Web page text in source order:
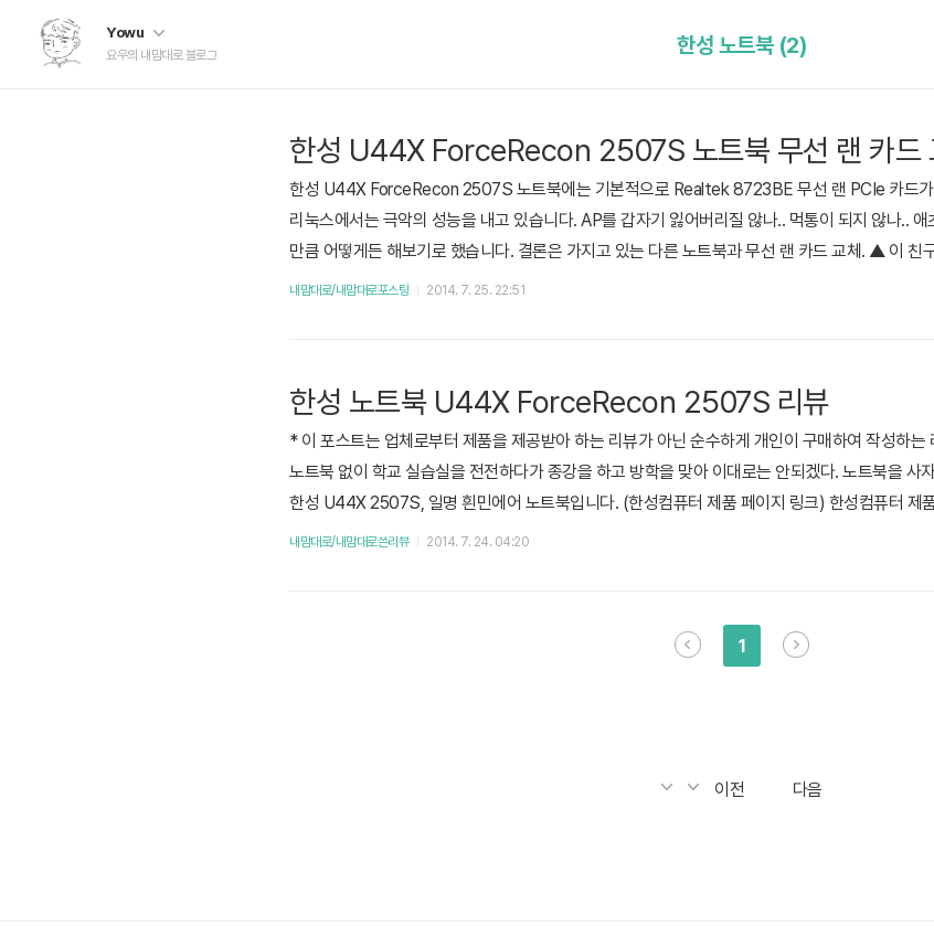
Yowu
요우의 내맘대로 블로그 한성 노트북 (2)
한성 U44X ForceRecon 2507S 노트북 무선 랜 카드
한성 U44X ForceRecon 2507S 노트북에는 기본적으로 Realtek 8723BE 무선 랜 PCIe 카드가
리눅스에서는 극악의 성능을 내고 있습니다. AP를 갑자기 잃어버리질 않나.. 먹통이 되지 않나..
만큼 어떻게든 해보기로 했습니다. 결론은 가지고 있는 다른 노트북과 무선 랜 카드 교체. ▲ 이
7S 노트북 (이하 2507S) 입니다. IPS 액정에 SSD 128GB에 Intel 프로세서임에도 불구하고
내맘대로/내맘대로포스팅 2014. 7. 25. 22:51
한성 노트북 U44X ForceRecon 2507S 리뷰
* 이 포스트는 업체로부터 제품을 제공받아 하는 리뷰가 아닌 순수하게 개인이 구매하여 작성하
노트북 없이 학교 실습실을 전전하다가 종강을 하고 방학을 맞아 이대로는 안되겠다. 노트북을 사
한성 U44X 2507S, 일명 흰민에어 노트북입니다. (한성컴퓨터 제품 페이지 링크) 한성컴퓨터
한성컴퓨터 미니슈트 (MiniSuit) A4400 데스크탑(서버용) 개봉기2014/07/05 - 한성 기계식 키
내맘대로/내맘대로쓴리뷰 2014. 7. 24. 04:20
1
이전 다음